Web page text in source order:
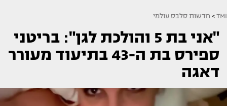
TMI
> חדשות סלבס עולמי
"אני בת 5 והולכת לגן": בריטני
ספירס בת ה-43 בתיעוד מעורר
דאגה